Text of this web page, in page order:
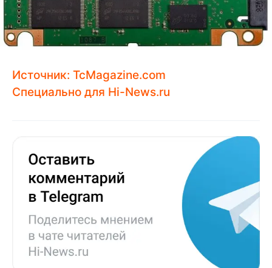
Источник: TcMagazine.com
Специально для Hi-News.ru